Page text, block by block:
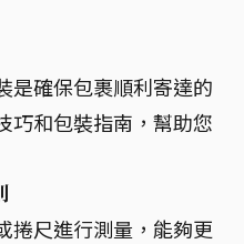
是確保包裹順利寄達的
巧和包裝指南，幫助您
捲尺進行測量，能夠更